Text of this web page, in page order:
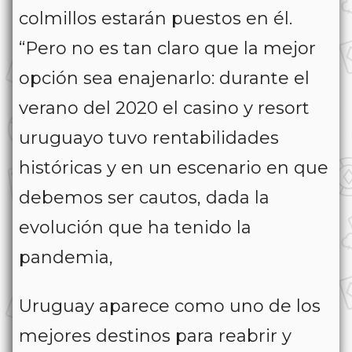
colmillos estarán puestos en él.
“Pero no es tan claro que la mejor
opción sea enajenarlo: durante el
verano del 2020 el casino y resort
uruguayo tuvo rentabilidades
históricas y en un escenario en que
debemos ser cautos, dada la
evolución que ha tenido la
pandemia,
Uruguay aparece como uno de los
mejores destinos para reabrir y